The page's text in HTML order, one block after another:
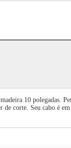
10 polegadas.
corte. Seu cabo é